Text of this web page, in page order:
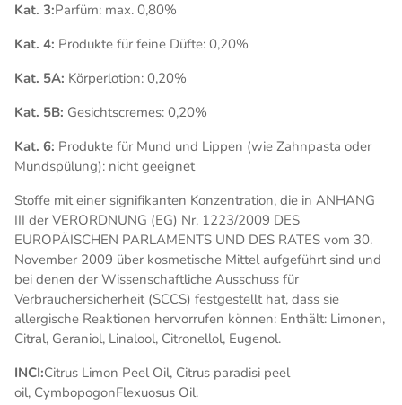
Kat. 3:Parfüm: max. 0,80%
Kat. 4: Produkte für feine Düfte: 0,20%
Kat. 5A: Körperlotion: 0,20%
Kat. 5B: Gesichtscremes: 0,20%
Kat. 6: Produkte für Mund und Lippen (wie Zahnpasta oder
Mundspülung): nicht geeignet
Stoffe mit einer signifikanten Konzentration, die in ANHANG
III der VERORDNUNG (EG) Nr. 1223/2009 DES
EUROPÄISCHEN PARLAMENTS UND DES RATES vom 30.
November 2009 über kosmetische Mittel aufgeführt sind und
bei denen der Wissenschaftliche Ausschuss für
Verbrauchersicherheit (SCCS) festgestellt hat, dass sie
allergische Reaktionen hervorrufen können: Enthält: Limonen,
Citral, Geraniol, Linalool, Citronellol, Eugenol.
INCI:Citrus Limon Peel Oil, Citrus paradisi peel
oil, CymbopogonFlexuosus Oil.